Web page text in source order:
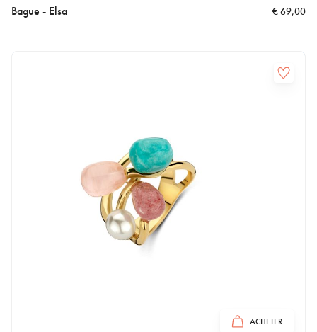
Bague - Elsa €69,00
ACHETER